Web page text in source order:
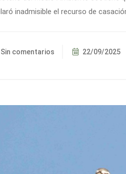
inadmisible el recurso de
Sin comentarios 22/09/2025